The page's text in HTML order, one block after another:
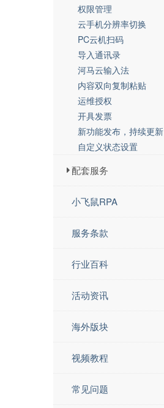
权限管理
云手机分辨率切换
PC云机扫码
导入通讯录
河马云输入法
内容双向复制粘贴
运维授权
开具发票
新功能发布，持续更新
自定义状态设置
配套服务
小飞鼠RPA
服务条款
行业百科
活动资讯
海外版块
视频教程
常见问题